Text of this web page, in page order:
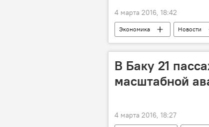
4 марта 2016, 18:42
Экономика Новости
Валютный аукцион
В Баку 21
масштабной
4 марта 2016, 18:27